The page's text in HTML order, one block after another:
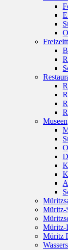
Museen
Müritz-
Müritz-
Müritz